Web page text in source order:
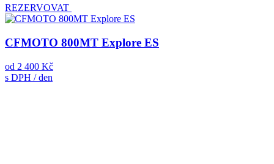
REZERVOVAT
CFMOTO 800MT Explore ES
od 2 400 Kč
s DPH / den